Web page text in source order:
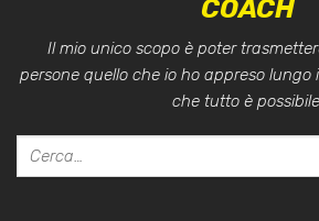
COACH
Il mio unico scopo è poter
persone quello che io ho appreso lungo
che tutto è